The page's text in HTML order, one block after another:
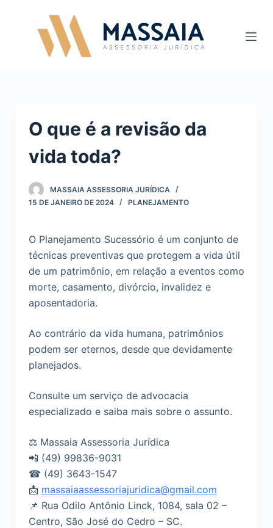
O que é a revisão da
vida toda?
MASSAIA ASSESSORIA JURÍDICA
15 DE JANEIRO DE 2024
PLANEJAMENTO
O Planejamento Sucessório é um conjunto de
técnicas preventivas que protegem a vida útil
de um patrimônio, em relação a eventos como
morte, casamento, divórcio, invalidez e
aposentadoria.
Ao contrário da vida humana, patrimônios
podem ser eternos, desde que devidamente
planejados.
Consulte um serviço de advocacia
especializado e saiba mais sobre o assunto.
⚖ Massaia Assessoria Jurídica
📲 (49) 99836-9031
☎ (49) 3643-1547
📩 massaiaassessoriajuridica@gmail.com
📌 Rua Odilo Antônio Linck, 1084, sala 02 –
Centro, São José do Cedro – SC.